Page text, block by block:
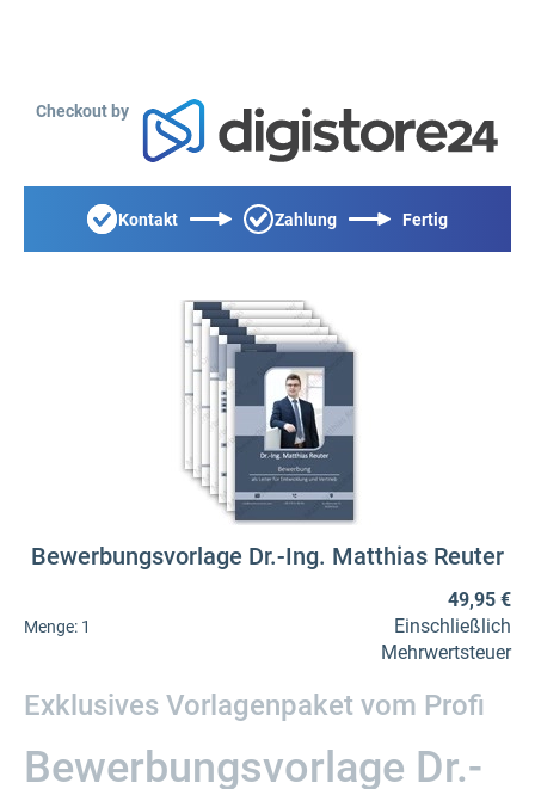
Checkout by
Kontakt Zahlung Fertig
Bewerbungsvorlage Dr.-Ing. Matthias Reuter
Menge: 1
49,95 €
Einschließlich
Mehrwertsteuer
Exklusives Vorlagenpaket vom Profi
Bewerbungsvorlage Dr.-